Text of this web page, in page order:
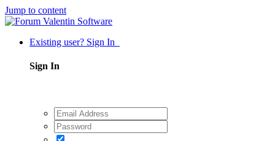
Jump to content
Existing user? Sign In
Sign In